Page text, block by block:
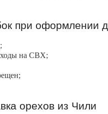
при оформлении
на СВХ;
орехов из Чили